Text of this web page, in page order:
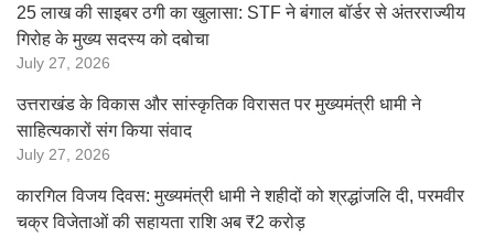
25 लाख की साइबर ठगी का खुलासा: STF ने बंगाल बॉर्डर से अंतरराज्यीय
गिरोह के मुख्य सदस्य को दबोचा
July 27, 2026
उत्तराखंड के विकास और सांस्कृतिक विरासत पर मुख्यमंत्री धामी ने
साहित्यकारों संग किया संवाद
July 27, 2026
कारगिल विजय दिवस: मुख्यमंत्री धामी ने शहीदों को श्रद्धांजलि दी, परमवीर
चक्र विजेताओं की सहायता राशि अब ₹2 करोड़